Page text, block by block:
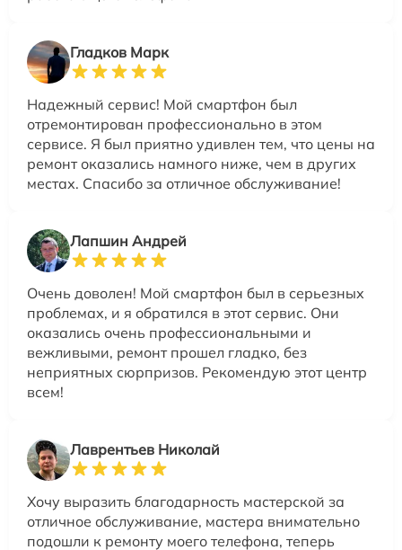
Гладков Марк
Надежный сервис! Мой смартфон был
отремонтирован профессионально в этом
сервисе. Я был приятно удивлен тем, что цены на
ремонт оказались намного ниже, чем в других
местах. Спасибо за отличное обслуживание!
Лапшин Андрей
Очень доволен! Мой смартфон был в серьезных
проблемах, и я обратился в этот сервис. Они
оказались очень профессиональными и
вежливыми, ремонт прошел гладко, без
неприятных сюрпризов. Рекомендую этот центр
всем!
Лаврентьев Николай
Хочу выразить благодарность мастерской за
отличное обслуживание, мастера внимательно
подошли к ремонту моего телефона, теперь